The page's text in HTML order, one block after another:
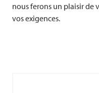
nous ferons un plaisir de
vos exigences.